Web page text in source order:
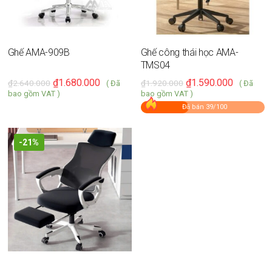
Ghế AMA-909B
2.640.000
₫ 1.680.000
₫
( Đã
bao gồm VAT )
Ghế công thái học AMA-
TMS04
1.920.000
₫ 1.590.000
₫
( Đã
bao gồm VAT )
Đã bán 39/100
-21%